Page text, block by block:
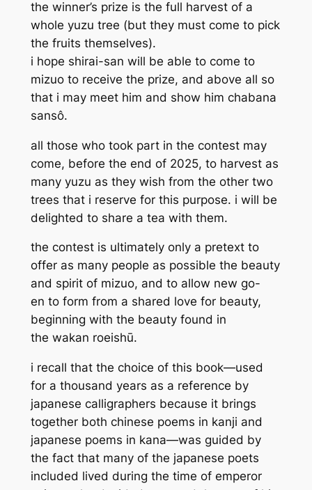
the winner’s prize is the full harvest of a
whole yuzu tree (but they must come to pick
the fruits themselves).
i hope shirai-san will be able to come to
mizuo to receive the prize, and above all so
that i may meet him and show him chabana
sansô.
all those who took part in the contest may
come, before the end of 2025, to harvest as
many yuzu as they wish from the other two
trees that i reserve for this purpose. i will be
delighted to share a tea with them.
the contest is ultimately only a pretext to
offer as many people as possible the beauty
and spirit of mizuo, and to allow new go-
en to form from a shared love for beauty,
beginning with the beauty found in
the wakan roeishū.
i recall that the choice of this book—used
for a thousand years as a reference by
japanese calligraphers because it brings
together both chinese poems in kanji and
japanese poems in kana—was guided by
the fact that many of the japanese poets
included lived during the time of emperor